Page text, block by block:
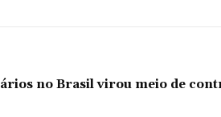
no Brasil virou meio de